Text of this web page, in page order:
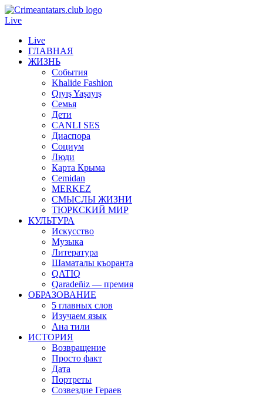
Live
Live
ГЛАВНАЯ
ЖИЗНЬ
События
Khalide Fashion
Qıyış Yaşayış
Семья
Дети
CANLI SES
Диаспора
Социум
Люди
Карта Крыма
Cemidan
МERKEZ
СМЫСЛЫ ЖИЗНИ
ТЮРКСКИЙ МИР
КУЛЬТУРА
Искусство
Музыка
Литература
Шаматалы къоранта
QATIQ
Qaradeñiz — премия
ОБРАЗОВАНИЕ
5 главных слов
Изучаем язык
Ана тили
ИСТОРИЯ
Возвращение
Просто факт
Дата
Портреты
Созвездие Гераев